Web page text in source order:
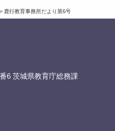
> 鹿行教育事務所だより第6号
6 茨城県教育庁総務課